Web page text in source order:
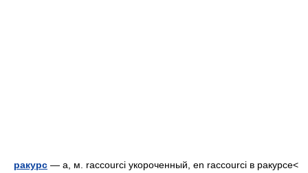
ракурс — а, м. raccourci укороченный, en raccourci в ракурсе<